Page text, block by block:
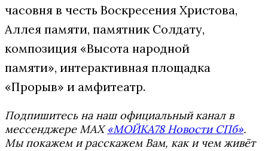
часовня в честь Воскресения Христова,
Аллея памяти, памятник Солдату,
композиция «Высота народной
памяти», интерактивная площадка
«Прорыв» и амфитеатр.
Подпишитесь на наш официальный канал в
мессенджере MAX«МОЙКА78 Новости СПб».
Мы покажем и расскажем Вам, как и чем живёт